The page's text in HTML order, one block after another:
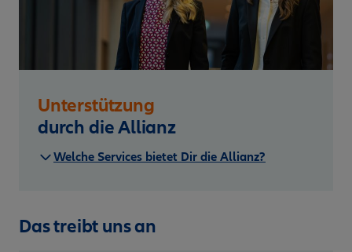
Unterstützung
durch die Allianz
Welche Services bietet Dir die Allianz?
Das treibt uns an